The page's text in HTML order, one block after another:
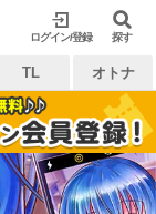
ログイン/登録 探す
TL オトナ
閉じる